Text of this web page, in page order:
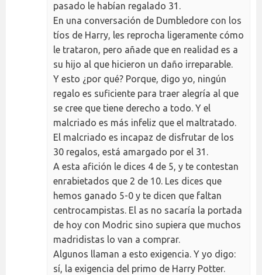
pasado le habían regalado 31.
En una conversación de Dumbledore con los
tíos de Harry, les reprocha ligeramente cómo
le trataron, pero añade que en realidad es a
su hijo al que hicieron un daño irreparable.
Y esto ¿por qué? Porque, digo yo, ningún
regalo es suficiente para traer alegría al que
se cree que tiene derecho a todo. Y el
malcriado es más infeliz que el maltratado.
El malcriado es incapaz de disfrutar de los
30 regalos, está amargado por el 31.
A esta afición le dices 4 de 5, y te contestan
enrabietados que 2 de 10. Les dices que
hemos ganado 5-0 y te dicen que faltan
centrocampistas. El as no sacaría la portada
de hoy con Modric sino supiera que muchos
madridistas lo van a comprar.
Algunos llaman a esto exigencia. Y yo digo:
sí, la exigencia del primo de Harry Potter.